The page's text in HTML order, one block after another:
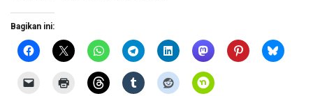
Bagikan ini: